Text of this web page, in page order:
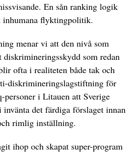
En sån ranking logik
flyktingpolitik.
menar vi att den nivå som
som redan
ofta i realiteten både tak och
diskrimineringslagstiftning för
personer i Litauen att Sverige
det färdiga förslaget innan
rimlig inställning.
ihop och skapat super-program